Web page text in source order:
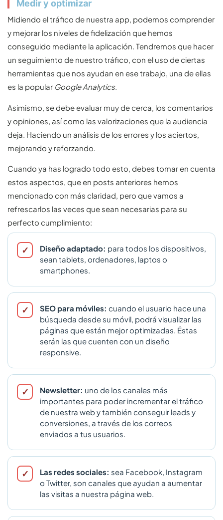
Medir y optimizar
Midiendo el tráfico de nuestra app, podemos comprender
y mejorar los niveles de fidelización que hemos
conseguido mediante la aplicación. Tendremos que hacer
un seguimiento de nuestro tráfico, con el uso de ciertas
herramientas que nos ayudan en ese trabajo, una de ellas
es la popular Google Analytics.
Asimismo, se debe evaluar muy de cerca, los comentarios
y opiniones, así como las valorizaciones que la audiencia
deja. Haciendo un análisis de los errores y los aciertos,
mejorando y reforzando.
Cuando ya has logrado todo esto, debes tomar en cuenta
estos aspectos, que en posts anteriores hemos
mencionado con más claridad, pero que vamos a
refrescarlos las veces que sean necesarias para su
perfecto cumplimiento:
Diseño adaptado: para todos los dispositivos,
sean tablets, ordenadores, laptos o
smartphones.
SEO para móviles: cuando el usuario hace una
búsqueda desde su móvil, podrá visualizar las
páginas que están mejor optimizadas. Éstas
serán las que cuenten con un diseño
responsive.
Newsletter: uno de los canales más
importantes para poder incrementar el tráfico
de nuestra web y también conseguir leads y
conversiones, a través de los correos
enviados a tus usuarios.
Las redes sociales: sea Facebook, Instagram
o Twitter, son canales que ayudan a aumentar
las visitas a nuestra página web.